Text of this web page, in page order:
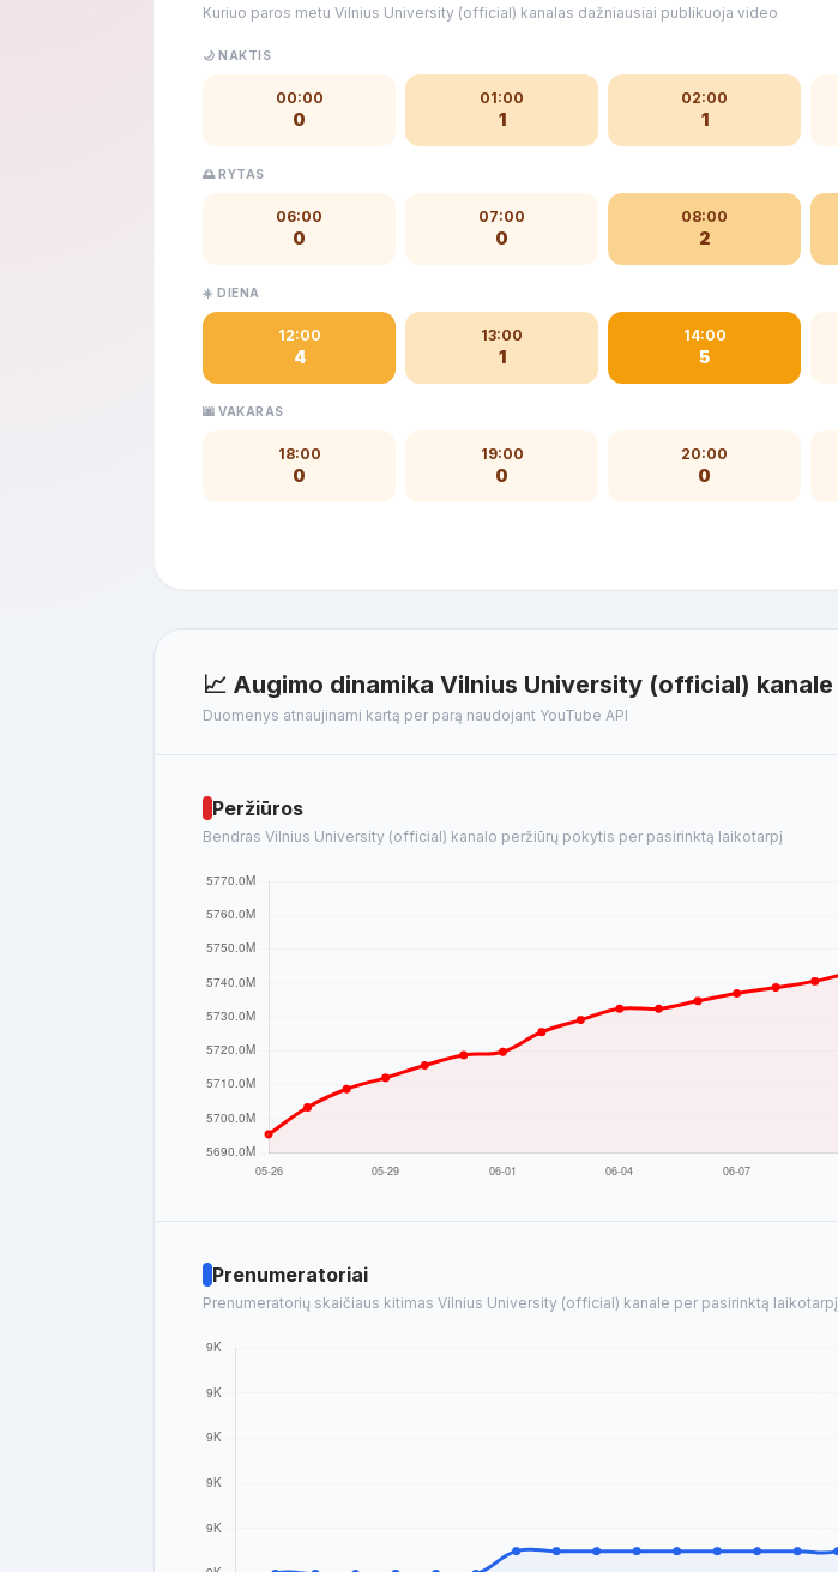
Kuriuo paros metu Vilnius University (official) kanalas dažniausiai publikuoja video
🌙 NAKTIS
00:00
0
01:00
1
02:00
1
🌅 RYTAS
06:00
0
07:00
0
08:00
2
☀️ DIENA
12:00
4
13:00
1
14:00
5
🌆 VAKARAS
18:00
0
19:00
0
20:00
0
📈 Augimo dinamika Vilnius University (official) kanale
Duomenys atnaujinami kartą per parą naudojant YouTube API
Peržiūros
Bendras Vilnius University (official) kanalo peržiūrų pokytis per pasirinktą laikotarpį
Prenumeratoriai
Prenumeratorių skaičiaus kitimas Vilnius University (official) kanale per pasirinktą laikotarpį